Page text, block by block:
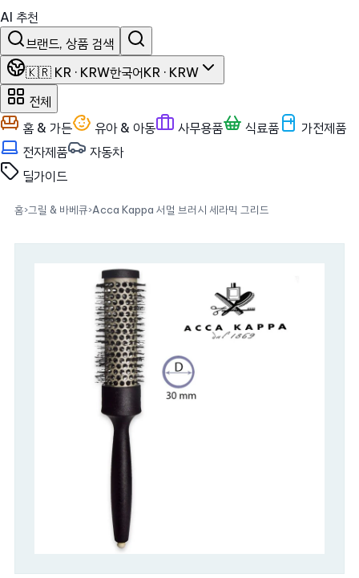
AI 추천
브랜드, 상품 검색
🇰🇷 KR · KRW한국어KR · KRW
전체
홈 & 가든
유아 & 아동 사무용품 식료품
가전제품
전자제품
자동차
딜가이드
홈›그릴 & 바베큐›Acca Kappa 서멀 브러시 세라믹 그리드